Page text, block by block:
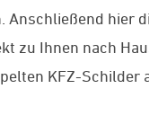
Anschließend hier
zu Ihnen nach
KFZ-Schilder